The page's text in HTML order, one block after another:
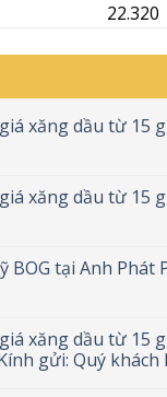
22.320
xăng dầu từ 15
xăng dầu từ 15
BOG tại Anh Phát
xăng dầu từ 15
gửi: Quý khách